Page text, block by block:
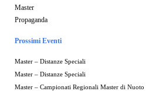
Master
Propaganda
Prossimi Eventi
Master – Distanze Speciali
Master – Distanze Speciali
Master – Campionati Regionali Master di Nuoto